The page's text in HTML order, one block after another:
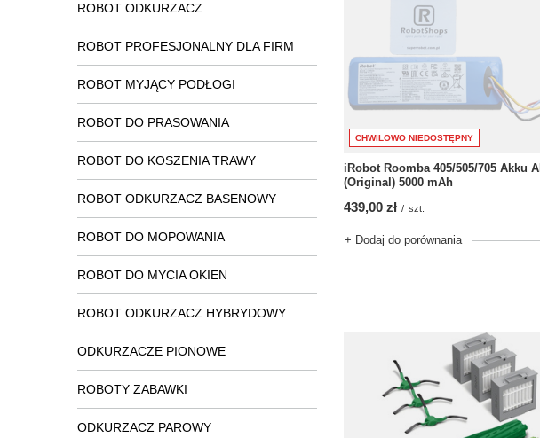
ROBOT ODKURZACZ
ROBOT PROFESJONALNY DLA FIRM
ROBOT MYJĄCY PODŁOGI
ROBOT DO PRASOWANIA
ROBOT DO KOSZENIA TRAWY
ROBOT ODKURZACZ BASENOWY
ROBOT DO MOPOWANIA
ROBOT DO MYCIA OKIEN
ROBOT ODKURZACZ HYBRYDOWY
ODKURZACZE PIONOWE
ROBOTY ZABAWKI
ODKURZACZ PAROWY
CHWILOWO NIEDOSTĘPNY
iRobot Roomba 405/505/705 Akku
(Original) 5000 mAh
439,00 zł / szt.
+ Dodaj do porównania